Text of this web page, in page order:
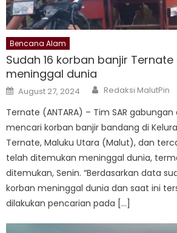
Bencana Alam
Sudah 16 korban banjir
meninggal dunia
Posted
on
August 27, 2024 Author
Redaksi MalutPin
Ternate (ANTARA) – Tim SAR
mencari korban banjir bandang di
Ternate, Maluku Utara (Malut), dan
telah ditemukan meninggal dunia,
ditemukan, Senin. “Berdasarkan data
korban meninggal dunia dan saat ini
dilakukan pencarian pada […]